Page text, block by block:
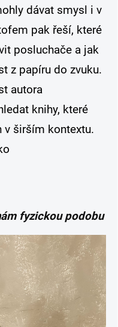
dávat smysl i v
pak řeší, které
posluchače a jak
z papíru do zvuku.
autora
knihy, které
v širším kontextu.
fyzickou podobu